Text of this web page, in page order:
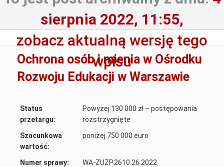
sierpnia 2022, 11:55,
zobacz aktualną wersję tego
wpisu
Ochrona osób i mienia w Ośrodku
Rozwoju Edukacji w Warszawie
Status
przetargu:
Powyżej 130 000 zł – postępowania
rozstrzygnięte
Szacunkowa
wartość:
poniżej 750 000 euro
Numer sprawy:
WA-ZUZP.2610.26.2022